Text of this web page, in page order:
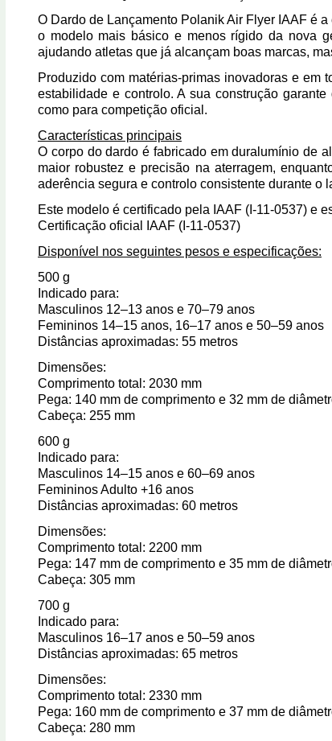
O Dardo de Lançamento Polanik Air Flyer IAAF é
o modelo mais básico e menos rígido da nova
ajudando atletas que já alcançam boas marcas,
Produzido com matérias-primas inovadoras e em
estabilidade e controlo. A sua construção
como para competição oficial.
Características principais
O corpo do dardo é fabricado emduralumínio de
maior robustez e precisão na aterragem,
aderência segura e controlo consistente durante o
Este modelo é certificado pela IAAF (I-11-0537) e
Certificação oficial IAAF (I-11-0537)
Disponível nos seguintes pesos e especificações:
500 g
Indicado para:
Masculinos 12–13 anos e 70–79 anos
Femininos 14–15 anos, 16–17 anos e 50–59 anos
Distâncias aproximadas: 55 metros
Dimensões:
Comprimento total: 2030 mm
Pega: 140 mm de comprimento e 32 mm de
Cabeça: 255 mm
600 g
Indicado para:
Masculinos 14–15 anos e 60–69 anos
Femininos Adulto +16 anos
Distâncias aproximadas: 60 metros
Dimensões:
Comprimento total: 2200 mm
Pega: 147 mm de comprimento e 35 mm de
Cabeça: 305 mm
700 g
Indicado para:
Masculinos 16–17 anos e 50–59 anos
Distâncias aproximadas: 65 metros
Dimensões:
Comprimento total: 2330 mm
Pega: 160 mm de comprimento e 37 mm de
Cabeça: 280 mm